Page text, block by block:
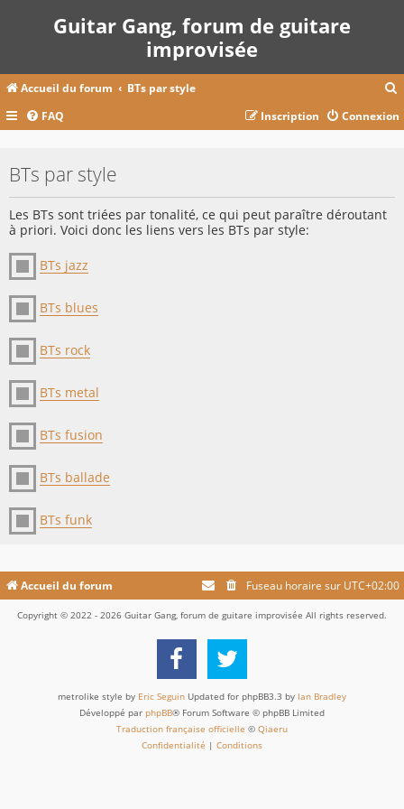
Guitar Gang, forum de guitare
improvisée
Accueil du forum BTs par style
c
FAQ Connexion
Inscription
BTs par style
Les BTs sont triées par tonalité, ce qui peut paraître déroutant
à priori. Voici donc les liens vers les BTs par style:
BTs jazz
BTs blues
BTs rock
BTs metal
BTs fusion
BTs ballade
BTs funk
Accueil du forum Fuseau horaire sur UTC+02:00
Copyright © 2022 - 2026 Guitar Gang, forum de guitare improvisée All rights reserved.
metrolike style by Eric Seguin Updated for phpBB3.3 by Ian Bradley
Développé par phpBB® Forum Software © phpBB Limited
Traduction française officielle © Qiaeru
Confidentialité | Conditions